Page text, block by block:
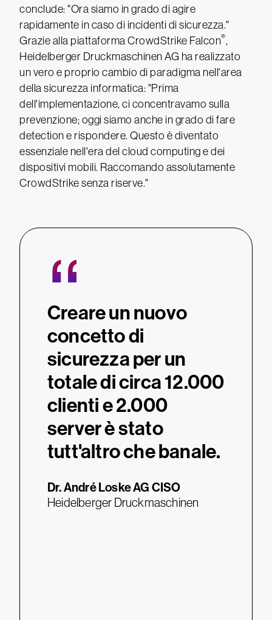
conclude: "Ora siamo in grado di agire
rapidamente in caso di incidenti di sicurezza."
Grazie alla piattaforma CrowdStrike Falcon®,
Heidelberger Druckmaschinen AG ha realizzato
un vero e proprio cambio di paradigma nell'area
della sicurezza informatica: "Prima
dell'implementazione, ci concentravamo sulla
prevenzione; oggi siamo anche in grado di fare
detection e rispondere. Questo è diventato
essenziale nell'era del cloud computing e dei
dispositivi mobili. Raccomando assolutamente
CrowdStrike senza riserve."
“
Creare un nuovo
concetto di
sicurezza per un
totale di circa 12.000
clienti e 2.000
server è stato
tutt'altro che banale.
Dr. André LoskeAG CISO
Heidelberger Druckmaschinen